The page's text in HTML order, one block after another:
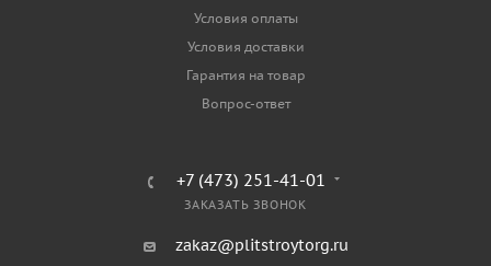
Условия оплаты
Условия доставки
Гарантия на товар
Вопрос-ответ
+7 (473) 251-41-01
ЗАКАЗАТЬ ЗВОНОК
zakaz@plitstroytorg.ru